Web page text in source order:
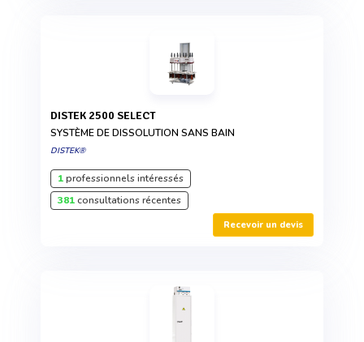
DISTEK 2500 SELECT
SYSTÈME DE DISSOLUTION SANS BAIN
DISTEK®
1professionnels intéressés
381consultations récentes
Recevoir un devis